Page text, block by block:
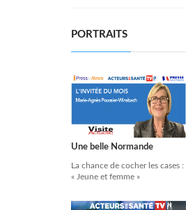
PORTRAITS
Une belle Normande
La chance de cocher les cases :
« Jeune et femme »